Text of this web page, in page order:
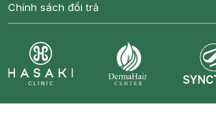
Chính sách đổi trả